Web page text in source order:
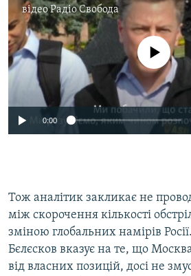
відеоРадіо Свобода
No media source
0:00
Тож аналітик закликає не
між скорочення кількості
зміною глобальних намірів
Бєлєсков вказує на те, що
від власних позицій, досі не